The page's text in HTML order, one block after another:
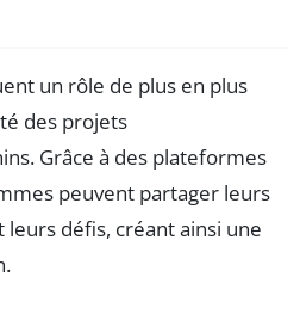
un rôle de plus en plus
des projets
Grâce à des plateformes
peuvent partager leurs
leurs défis, créant ainsi une